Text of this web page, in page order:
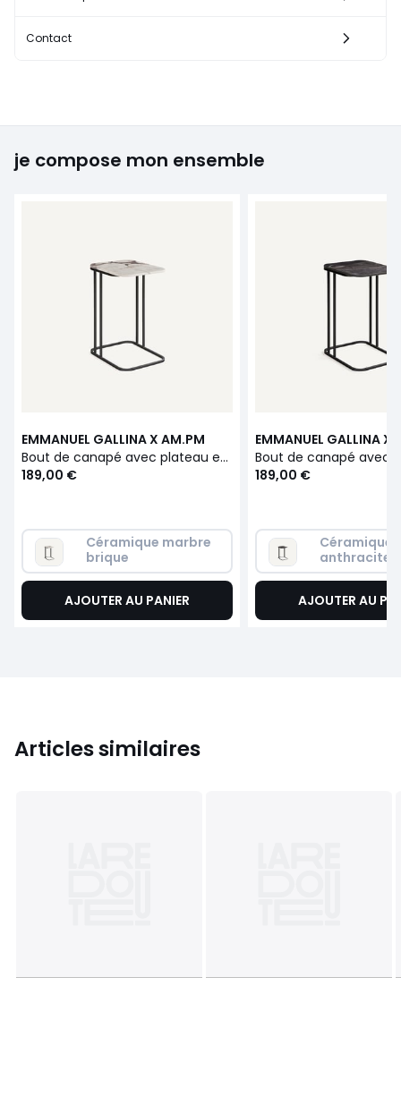
Contact
je compose mon ensemble
EMMANUEL GALLINA X AM.PM
Bout de canapé avec plateau en céramique brique, TREBOR
189,00 €
Céramique marbre
brique
AJOUTER AU PANIER
EMMANUEL GALLINA X
189,00 €
Céramique
anthracite
AJOUTER AU
Articles similaires